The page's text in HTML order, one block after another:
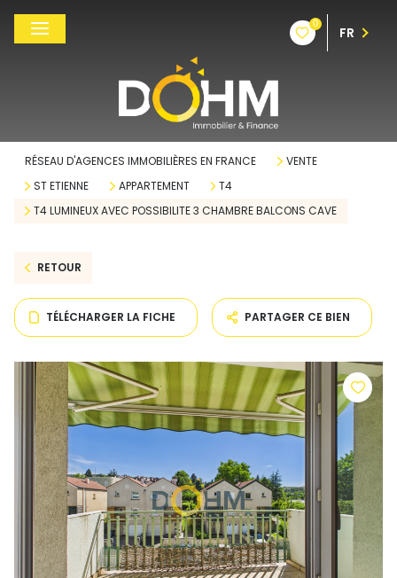
0
FR
RÉSEAU D'AGENCES IMMOBILIÈRES EN FRANCE
VENTE
ST ETIENNE
APPARTEMENT
T4
T4 LUMINEUX AVEC POSSIBILITE 3 CHAMBRE BALCONS CAVE
RETOUR
TÉLÉCHARGER LA FICHE PARTAGER CE BIEN